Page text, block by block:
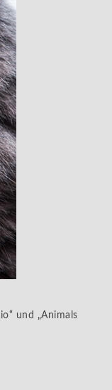
und „Animals